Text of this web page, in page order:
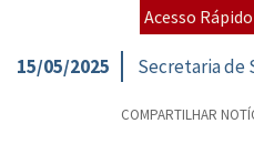
15/05/2025 Secretaria de
COMPARTILHAR